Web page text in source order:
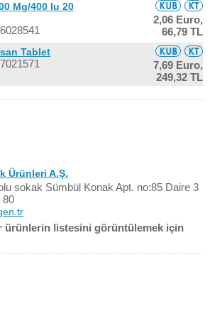
Mg/400 Iu 20
2,06 Euro,
66,79 TL
Tablet
7,69 Euro,
249,32 TL
Ürünleri A.Ş.
sokak Sümbül Konak Apt. no:85 Daire 3
80
ürünlerin listesini görüntülemek için